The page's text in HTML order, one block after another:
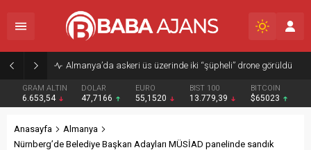
Almanya’da askeri üs üzerinde iki “şüpheli” drone görüldü
GRAM ALTIN
6.653,54
DOLAR
47,7166
EURO
55,1520
BIST 100
13.779,39
BITCOIN
$65023
Anasayfa
Almanya
Nürnberg’de Belediye Başkan Adayları MÜSİAD panelinde sandık